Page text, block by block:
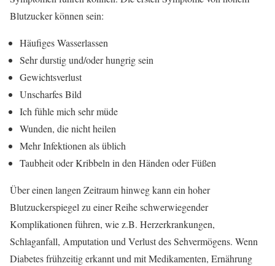
Blutzucker können sein:
Häufiges Wasserlassen
Sehr durstig und/oder hungrig sein
Gewichtsverlust
Unscharfes Bild
Ich fühle mich sehr müde
Wunden, die nicht heilen
Mehr Infektionen als üblich
Taubheit oder Kribbeln in den Händen oder Füßen
Über einen langen Zeitraum hinweg kann ein hoher
Blutzuckerspiegel zu einer Reihe schwerwiegender
Komplikationen führen, wie z.B. Herzerkrankungen,
Schlaganfall, Amputation und Verlust des Sehvermögens. Wenn
Diabetes frühzeitig erkannt und mit Medikamenten, Ernährung